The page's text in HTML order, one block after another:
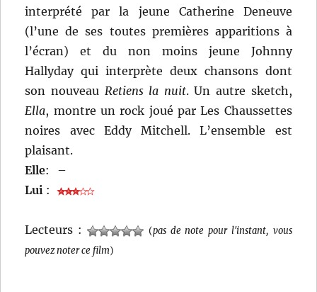
interprété par la jeune Catherine Deneuve
(l’une de ses toutes premières apparitions à
l’écran) et du non moins jeune Johnny
Hallyday qui interprète deux chansons dont
son nouveau Retiens la nuit. Un autre sketch,
Ella, montre un rock joué par Les Chaussettes
noires avec Eddy Mitchell. L’ensemble est
plaisant.
Elle:
–
Lui :
Lecteurs : (pas de note pour l'instant, vous
pouvez noter ce film)